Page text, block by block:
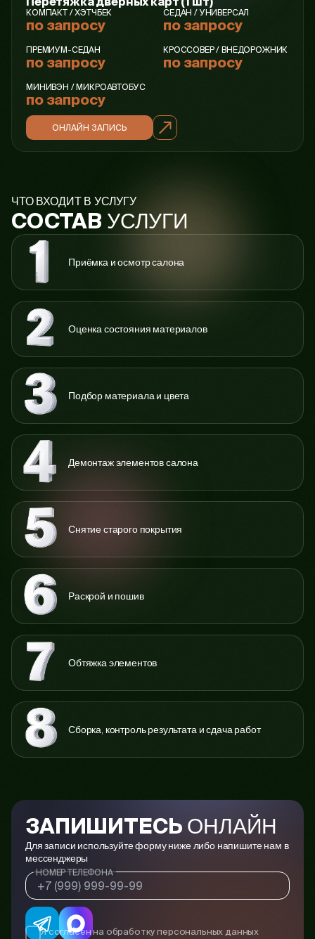
КОМПАКТ / ХЭТЧБЕК
по запросу
СЕДАН / УНИВЕРСАЛ
по запросу
ПРЕМИУМ-СЕДАН
по запросу
КРОССОВЕР / ВНЕДОРОЖНИК
по запросу
МИНИВЭН / МИКРОАВТОБУС
по запросу
ОНЛАЙН ЗАПИСЬ
ЧТО ВХОДИТ В УСЛУГУ
СОСТАВ УСЛУГИ
Приёмка и осмотр салона
Оценка состояния материалов
Подбор материала и цвета
Демонтаж элементов салона
Снятие старого покрытия
Раскрой и пошив
Обтяжка элементов
Сборка, контроль результата и сдача работ
ЗАПИШИТЕСЬ ОНЛАЙН
Для записи используйте форму ниже либо напишите нам в
мессенджеры
НОМЕР ТЕЛЕФОНА
Я согласен на обработку персональных данных